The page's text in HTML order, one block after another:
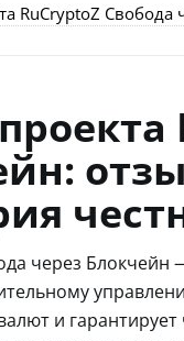
RuCryptoZ
через Блокчейн
и